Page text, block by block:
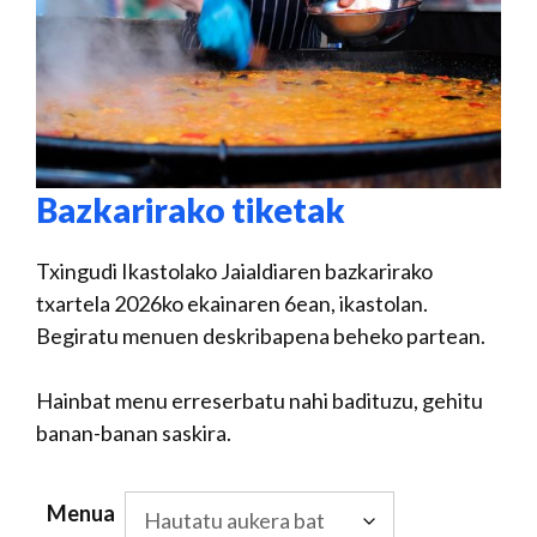
Bazkarirako tiketak
Txingudi Ikastolako Jaialdiaren bazkarirako
txartela 2026ko ekainaren 6ean, ikastolan.
Begiratu menuen deskribapena beheko partean.
Hainbat menu erreserbatu nahi badituzu, gehitu
banan-banan saskira.
Menua